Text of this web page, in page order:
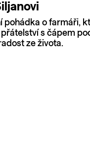
pohádka o farmáři,
s čápem
ze života.